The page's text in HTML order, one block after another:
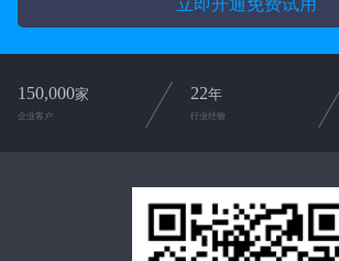
150,000家
企业客户
22年
行业经验